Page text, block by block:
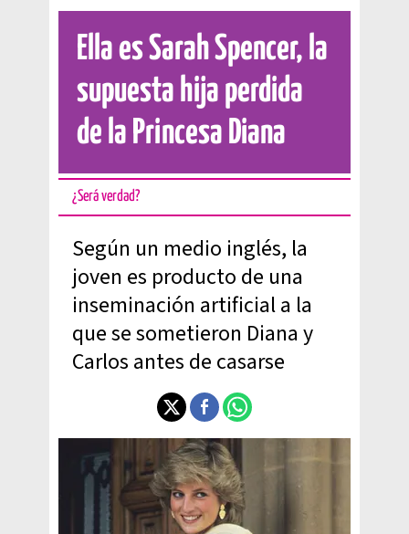
Ella es Sarah Spencer, la
supuesta hija perdida
de la Princesa Diana
¿Será verdad?
Según un medio inglés, la
joven es producto de una
inseminación artificial a la
que se sometieron Diana y
Carlos antes de casarse